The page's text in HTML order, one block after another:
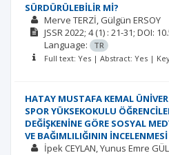
SÜRDÜRÜLEBİLİR Mİ?
Merve TERZİ Gülgün ERSOY
JSSR2022; 4(1) : 21-31; DOI:
Language:
TR
Full text: Yes | Abstract: Yes |
HATAY MUSTAFA KEMAL
SPOR YÜKSEKOKULU
DEĞİŞKENİNE GÖRE SOSYAL
VE BAĞIMLILIĞININ İNCELENMESİ
İpek CEYLAN Yunus Emre